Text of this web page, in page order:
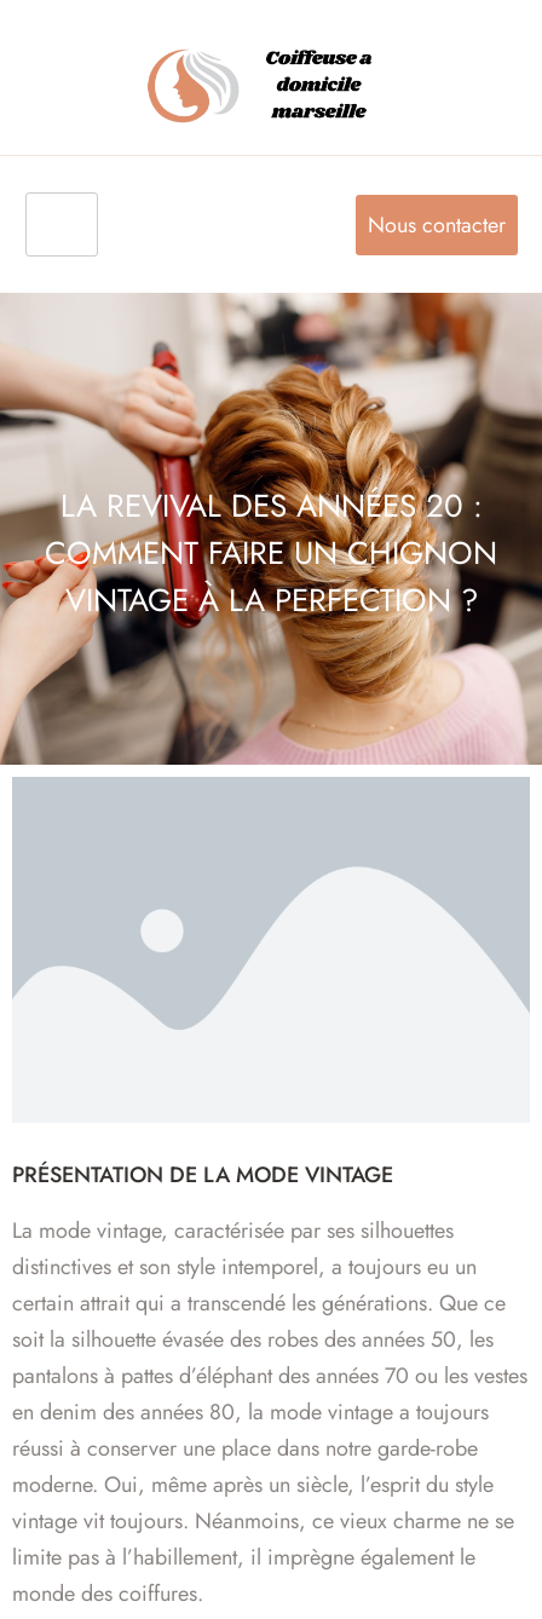
Nous contacter
LA REVIVAL DES ANNÉES 20 :
COMMENT FAIRE UN CHIGNON
VINTAGE À LA PERFECTION ?
PRÉSENTATION DE LA MODE VINTAGE
La mode vintage, caractérisée par ses silhouettes
distinctives et son style intemporel, a toujours eu un
certain attrait qui a transcendé les générations. Que ce
soit la silhouette évasée des robes des années 50, les
pantalons à pattes d’éléphant des années 70 ou les vestes
en denim des années 80, la mode vintage a toujours
réussi à conserver une place dans notre garde-robe
moderne. Oui, même après un siècle, l’esprit du style
vintage vit toujours. Néanmoins, ce vieux charme ne se
limite pas à l’habillement, il imprègne également le
monde des coiffures.